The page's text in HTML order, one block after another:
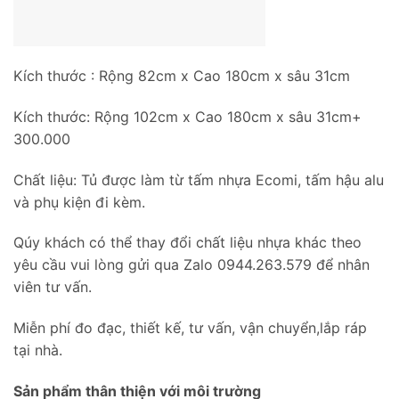
Kích thước : Rộng 82cm x Cao 180cm x sâu 31cm
Kích thước: Rộng 102cm x Cao 180cm x sâu 31cm+
300.000
Chất liệu: Tủ được làm từ tấm nhựa Ecomi, tấm hậu alu
và phụ kiện đi kèm.
Qúy khách có thể thay đổi chất liệu nhựa khác theo
yêu cầu vui lòng gửi qua Zalo 0944.263.579 để nhân
viên tư vấn.
Miễn phí đo đạc, thiết kế, tư vấn, vận chuyển,lắp ráp
tại nhà.
Sản phẩm thân thiện với môi trường